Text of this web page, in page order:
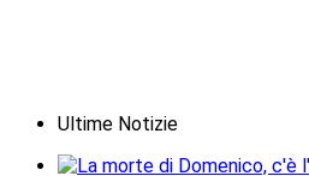
Ultime Notizie